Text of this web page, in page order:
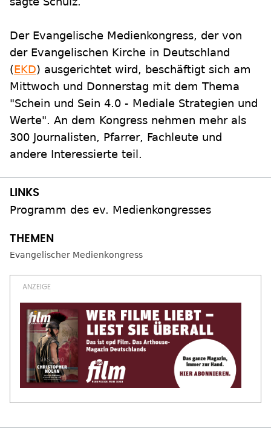
Der Evangelische Medienkongress, der von
der Evangelischen Kirche in Deutschland
(EKD) ausgerichtet wird, beschäftigt sich am
Mittwoch und Donnerstag mit dem Thema
"Schein und Sein 4.0 - Mediale Strategien und
Werte". An dem Kongress nehmen mehr als
300 Journalisten, Pfarrer, Fachleute und
andere Interessierte teil.
Programm des ev. Medienkongresses
Evangelischer Medienkongress